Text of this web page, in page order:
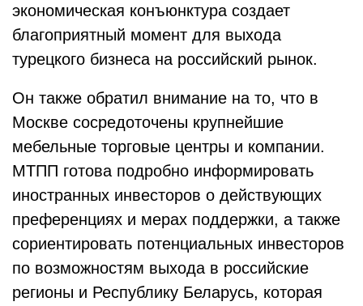
экономическая конъюнктура создает
благоприятный момент для выхода
турецкого бизнеса на российский рынок.
Он также обратил внимание на то, что в
Москве сосредоточены крупнейшие
мебельные торговые центры и компании.
МТПП готова подробно информировать
иностранных инвесторов о действующих
преференциях и мерах поддержки, а также
сориентировать потенциальных инвесторов
по возможностям выхода в российские
регионы и Республику Беларусь, которая